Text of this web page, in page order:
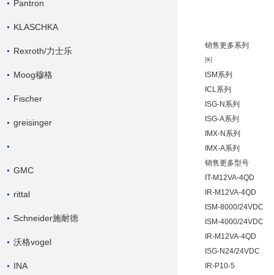
Pantron
KLASCHKA
Rexroth/力士乐
Moog穆格
Fischer
greisinger
GMC
rittal
Schneider施耐德
沃格vogel
INA
销售更多系列
￼
ISM系列
ICL系列
ISG-N系列
ISG-A系列
IMX-N系列
IMX-A系列
销售更多型号
IT-M12VA-4QD
IR-M12VA-4QD
ISM-8000/24VDC
ISM-4000/24VDC
IR-M12VA-4QD
ISG-N24/24VDC
IR-P10-5